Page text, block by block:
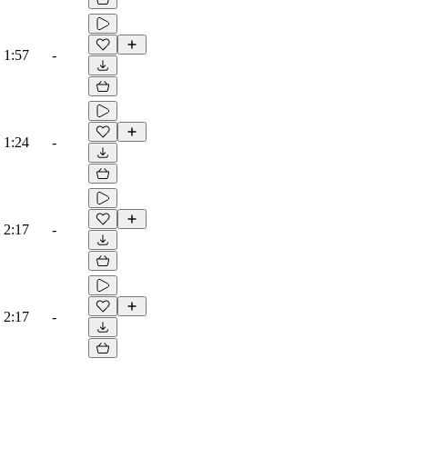
1:57 -
1:24 -
2:17 -
2:17 -